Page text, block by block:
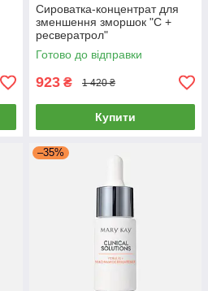
Сироватка-концентрат для
зменшення зморшок "С +
ресвератрол"
Готово до відправки
923 ₴ 1 420 ₴
Купити
–35%